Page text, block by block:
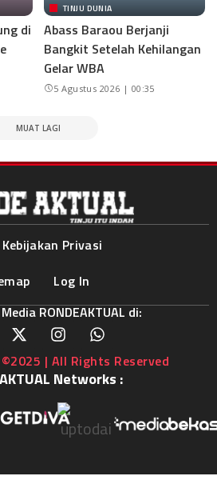
di
TINJU DUNIA
Abass Baraou Berjanji
Bangkit Setelah Kehilangan
Gelar WBA
5 Agustus 2026 | 00:35
MUAT LAGI
Kebijakan Privasi
Log In
RONDEAKTUAL di:
©2025 | All Rights Reserved
Networks :